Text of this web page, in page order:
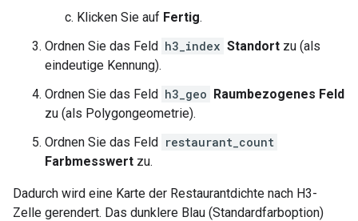
Klicken Sie auf Fertig.
Ordnen Sie das Feld h3_index Standort zu (als
eindeutige Kennung).
Ordnen Sie das Feld h3_geo Raumbezogenes Feld
zu (als Polygongeometrie).
Ordnen Sie das Feld restaurant_count
Farbmesswert zu.
Dadurch wird eine Karte der Restaurantdichte nach H3-
Zelle gerendert. Das dunklere Blau (Standardfarboption)